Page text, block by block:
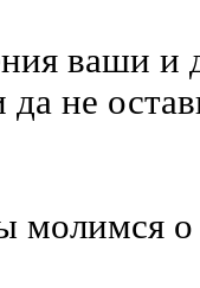
ваши и
не
молимся